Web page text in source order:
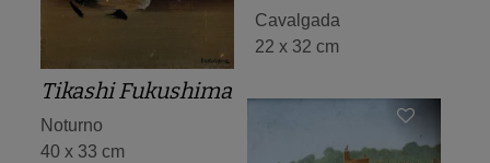
Tikashi Fukushima
Noturno
40 x 33 cm
Cavalgada
22 x 32 cm